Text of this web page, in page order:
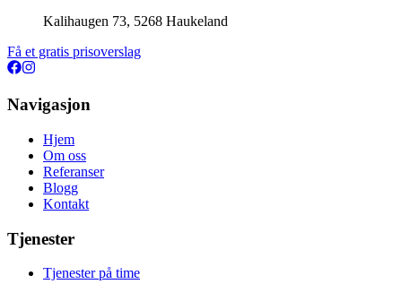
Kalihaugen 73, 5268 Haukeland
Få et gratis prisoverslag
Navigasjon
Hjem
Om oss
Referanser
Blogg
Kontakt
Tjenester
Tjenester på time